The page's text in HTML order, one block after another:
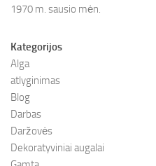
1970 m. sausio mėn.
Kategorijos
Alga
atlyginimas
Blog
Darbas
Daržovės
Dekoratyviniai augalai